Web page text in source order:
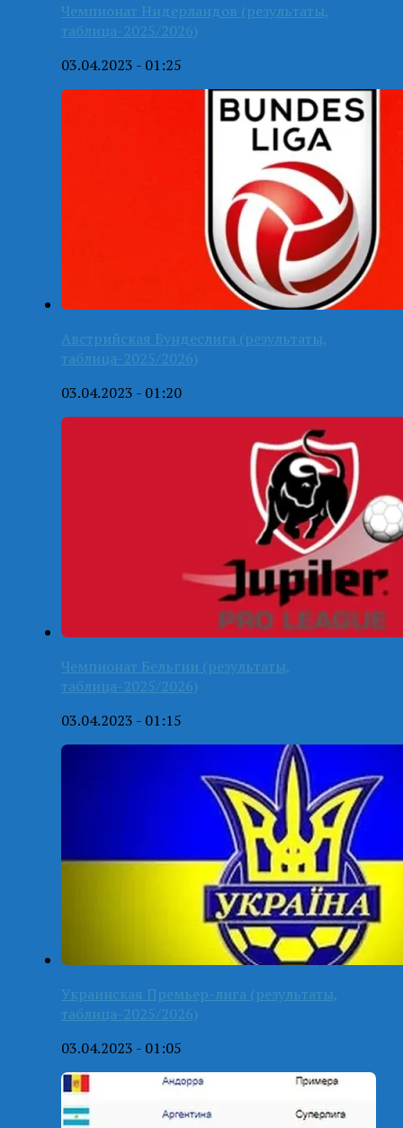
Чемпионат Нидерландов (результаты,
таблица-2025/2026)
03.04.2023 - 01:25
Австрийская Бундеслига (результаты,
таблица-2025/2026)
03.04.2023 - 01:20
Чемпионат Бельгии (результаты,
таблица-2025/2026)
03.04.2023 - 01:15
Украинская Премьер-лига (результаты,
таблица-2025/2026)
03.04.2023 - 01:05